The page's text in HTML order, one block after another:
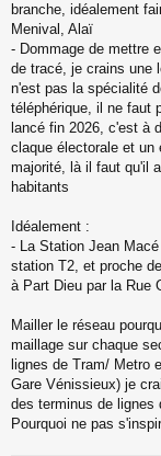
branche, idéalement
Menival, Alaï
- Dommage de mettre
de tracé, je crains une
n'est pas la spécialité
téléphérique, il ne faut
lancé fin 2026, c'est à
claque électorale et un
majorité, là il faut qu'il
habitants
Idéalement :
- La Station Jean
station T2, et proche
à Part Dieu par la Rue
Mailler le réseau
maillage sur chaque
lignes de Tram/ Metro
Gare Vénissieux) je
des terminus de lignes
Pourquoi ne pas